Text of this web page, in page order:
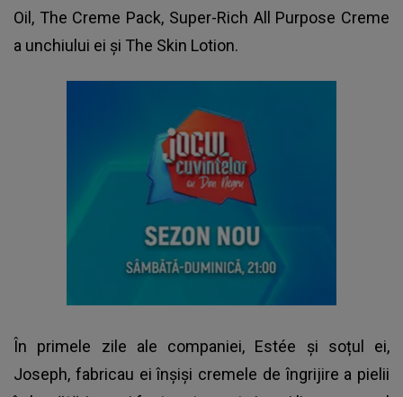
Oil, The Creme Pack, Super-Rich All Purpose Creme
a unchiului ei și The Skin Lotion.
În primele zile ale companiei, Estée și soțul ei,
Joseph, fabricau ei înșiși cremele de îngrijire a pielii